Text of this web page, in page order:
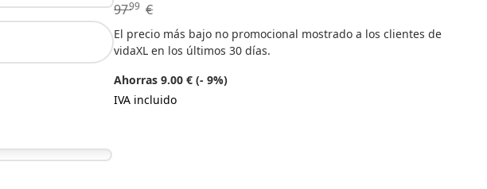
9799 €
El precio más bajo no promocional mostrado a los clientes de
vidaXL en los últimos 30 días.
Ahorras 9.00 € (- 9%)
IVA incluido